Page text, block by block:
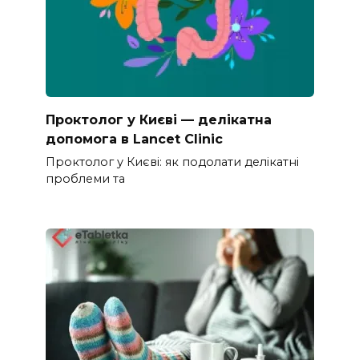
Проктолог у Києві — делікатна
допомога в Lancet Clinic
Проктолог у Києві: як подолати делікатні
проблеми та